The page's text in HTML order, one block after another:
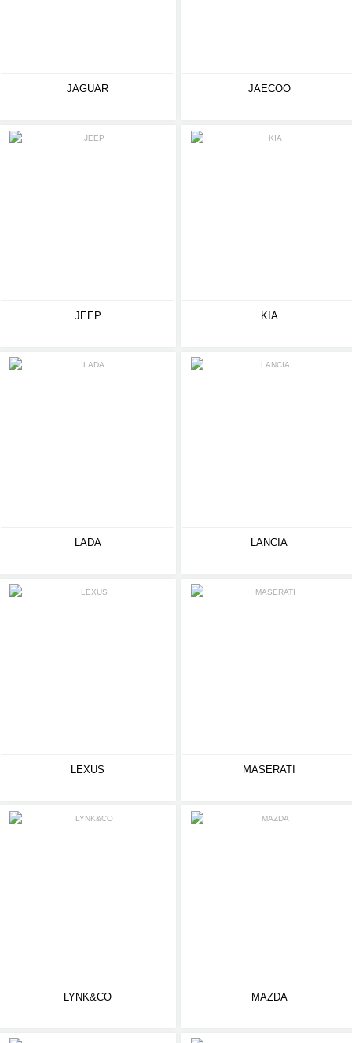
JAGUAR JAECOO
JEEP KIA
LADA LANCIA
LEXUS MASERATI
LYNK&CO MAZDA